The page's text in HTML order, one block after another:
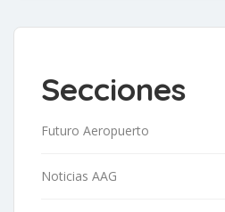
Secciones
Futuro Aeropuerto
Noticias AAG